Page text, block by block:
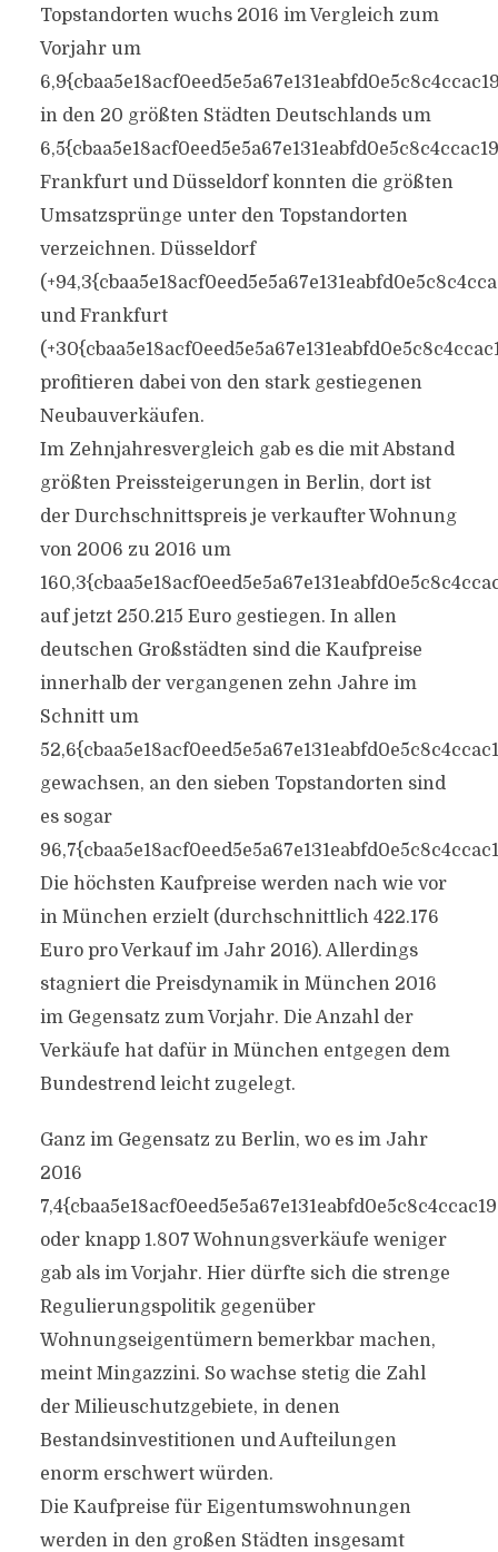
Topstandorten wuchs 2016 im Vergleich zum
Vorjahr um
in den 20 größten Städten Deutschlands um
Frankfurt und Düsseldorf konnten die größten
Umsatzsprünge unter den Topstandorten
verzeichnen. Düsseldorf
und Frankfurt
profitieren dabei von den stark gestiegenen
Neubauverkäufen.
Im Zehnjahresvergleich gab es die mit Abstand
größten Preissteigerungen in Berlin, dort ist
der Durchschnittspreis je verkaufter Wohnung
von 2006 zu 2016 um
auf jetzt 250.215 Euro gestiegen. In allen
deutschen Großstädten sind die Kaufpreise
innerhalb der vergangenen zehn Jahre im
Schnitt um
gewachsen, an den sieben Topstandorten sind
es sogar
Die höchsten Kaufpreise werden nach wie vor
in München erzielt (durchschnittlich 422.176
Euro pro Verkauf im Jahr 2016). Allerdings
stagniert die Preisdynamik in München 2016
im Gegensatz zum Vorjahr. Die Anzahl der
Verkäufe hat dafür in München entgegen dem
Bundestrend leicht zugelegt.
Ganz im Gegensatz zu Berlin, wo es im Jahr
2016
oder knapp 1.807 Wohnungsverkäufe weniger
gab als im Vorjahr. Hier dürfte sich die strenge
Regulierungspolitik gegenüber
Wohnungseigentümern bemerkbar machen,
meint Mingazzini. So wachse stetig die Zahl
der Milieuschutzgebiete, in denen
Bestandsinvestitionen und Aufteilungen
enorm erschwert würden.
Die Kaufpreise für Eigentumswohnungen
werden in den großen Städten insgesamt